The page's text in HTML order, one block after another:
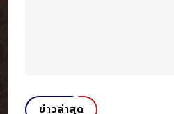
ข่าวล่าสุด